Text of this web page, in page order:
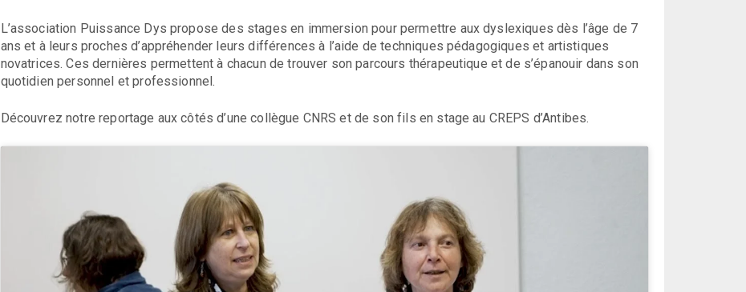
L’association Puissance Dys propose des stages en immersion pour permettre aux dyslexiques dès l’âge de 7
ans et à leurs proches d’appréhender leurs différences à l’aide de techniques pédagogiques et artistiques
novatrices. Ces dernières permettent à chacun de trouver son parcours thérapeutique et de s’épanouir dans son
quotidien personnel et professionnel.
Découvrez notre reportage aux côtés d’une collègue CNRS et de son fils en stage au CREPS d’Antibes.